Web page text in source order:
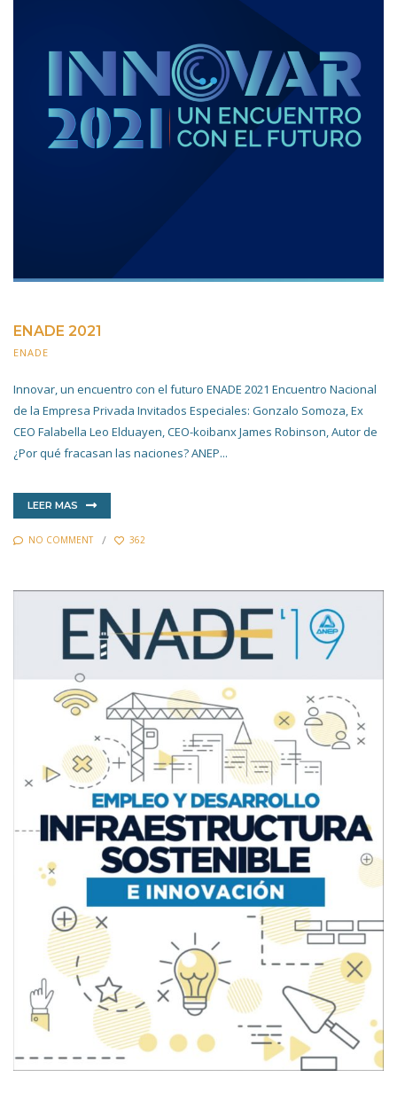
ENADE 2021
ENADE
Innovar, un encuentro con el futuro ENADE 2021 Encuentro Nacional
de la Empresa Privada Invitados Especiales: Gonzalo Somoza, Ex
CEO Falabella Leo Elduayen, CEO-koibanx James Robinson, Autor de
¿Por qué fracasan las naciones? ANEP...
LEER MAS
NO COMMENT 362